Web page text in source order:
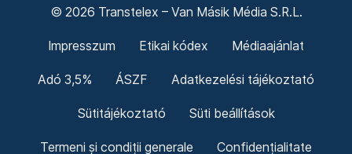
© 2026 Transtelex – Van Másik Média S.R.L.
Impresszum Etikai kódex Médiaajánlat
Adó 3,5% ÁSZF Adatkezelési tájékoztató
Sütitájékoztató Süti beállítások
Termeni și condiții generale Confidențialitate